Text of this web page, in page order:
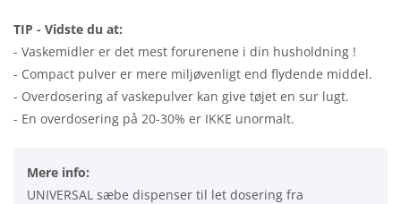
TIP - Vidste du at:
- Vaskemidler er det mest forurenene i din husholdning !
- Compact pulver er mere miljøvenligt end flydende middel.
- Overdosering af vaskepulver kan give tøjet en sur lugt.
- En overdosering på 20-30% er IKKE unormalt.
Mere info:
UNIVERSAL sæbe dispenser til let dosering fra